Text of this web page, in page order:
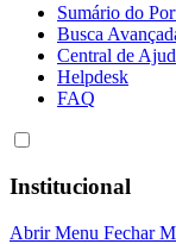
Sumário do
Busca
Central de
Helpdesk
FAQ
Institucional
Abrir Menu Fechar